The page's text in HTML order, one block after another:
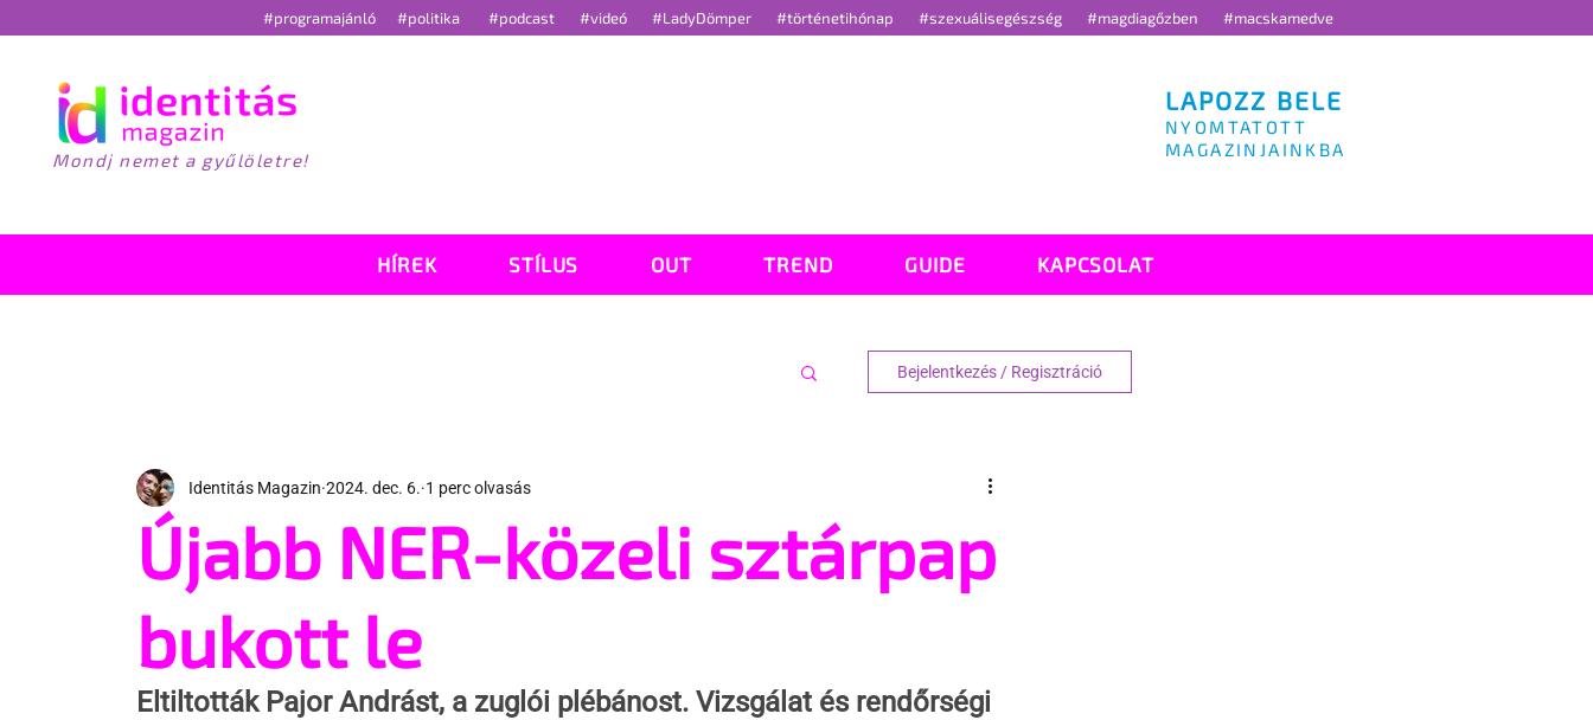
#programajánló #politika #podcast #videó #LadyDömper #történetihónap #szexuálisegészség #magdiagőzben #macskamedve
Mondj nemet a gyűlöletre!
LAPOZZ BELE
NYOMTATOTT
MAGAZINJAINKBA
HÍREK STÍLUS OUT TREND GUIDE KAPCSOLAT
Bejelentkezés / Regisztráció
Újabb NER-közeli sztárpap
bukott le
Identitás Magazin 2024. dec. 6. 1 perc olvasás
Eltiltották Pajor Andrást, a zuglói plébánost. Vizsgálat és rendőrségi